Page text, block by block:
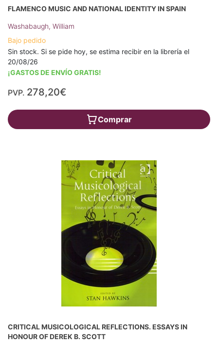
FLAMENCO MUSIC AND NATIONAL IDENTITY IN SPAIN
Washabaugh, William
Bajo pedido
Sin stock. Si se pide hoy, se estima recibir en la librería el
20/08/26
¡GASTOS DE ENVÍO GRATIS!
PVP. 278,20€
Comprar
CRITICAL MUSICOLOGICAL REFLECTIONS. ESSAYS IN
HONOUR OF DEREK B. SCOTT